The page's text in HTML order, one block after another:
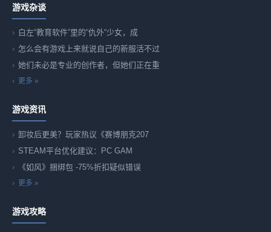
游戏杂谈
白左“教育软件”里的“仇外“少女，成
怎么会有游戏上来就说自己的新服活不过
她们未必是专业的创作者，但她们正在重
更多 »
游戏资讯
卸妆后更美？玩家热议《赛博朋克207
STEAM平台优化建议：PC GAM
《如风》捆绑包 -75%折扣疑似错误
更多 »
游戏攻略